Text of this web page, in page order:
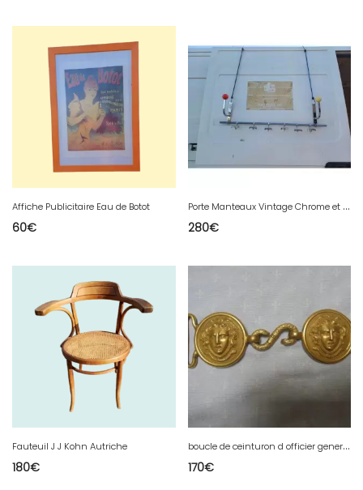
Affiche Publicitaire Eau de Botot
60€
P
orte Manteaux Vintage Chrome et Boules Plastic
280€
Fauteuil J J Kohn Autriche
180€
b
oucle de ceinturon d officier general francais 2 empire
170€